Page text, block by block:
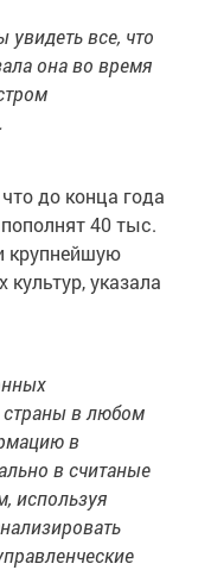
увидеть все, что
она во время
до конца года
40 тыс.
крупнейшую
указала
страны в любом
в
в считаные
используя